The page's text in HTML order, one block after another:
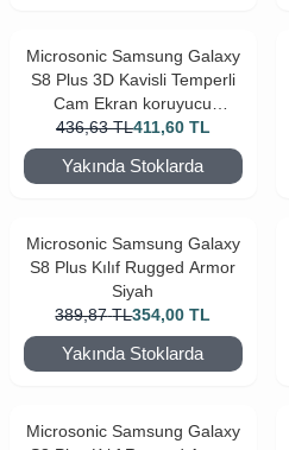
Microsonic Samsung Galaxy
S8 Plus 3D Kavisli Temperli
Cam Ekran koruyucu
Kırılmaz Film Şeffaf
436,63 TL411,60 TL
Yakında Stoklarda
Microsonic Samsung Galaxy
S8 Plus Kılıf Rugged Armor
Siyah
389,87 TL354,00 TL
Yakında Stoklarda
Microsonic Samsung Galaxy